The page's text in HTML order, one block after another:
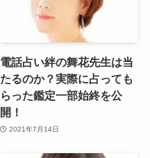
電話占い絆の舞花先生は当
たるのか？実際に占っても
らった鑑定一部始終を公
開！
2021年7月14日